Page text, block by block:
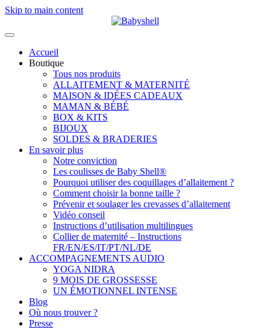
Skip to main content
Accueil
Boutique
Tous nos produits
ALLAITEMENT & MATERNITÉ
MAISON & IDÉES CADEAUX
MAMAN & BÉBÉ
BOX & KITS
BIJOUX
SOLDES & BRADERIES
En savoir plus
Notre conviction
Les coulisses de Baby Shell®
Pourquoi utiliser des coquillages d’allaitement ?
Comment choisir la bonne taille ?
Prévenir et soulager les crevasses d’allaitement
Vidéo conseil
Instructions d’utilisation multilingues
Collier de maternité – Instructions
FR/EN/ES/IT/PT/NL/DE
ACCOMPAGNEMENTS AUDIO
YOGA NIDRA
9 MOIS DE GROSSESSE
UN ÉMOTIONNEL INTENSE
Blog
Où nous trouver ?
Presse